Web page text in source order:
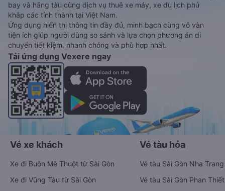
bay và hãng tàu cùng dịch vụ thuê xe máy, xe du lịch phủ
khắp các tỉnh thành tại Việt Nam.
Ứng dụng hiển thị thông tin đầy đủ, minh bạch cùng vô vàn
tiện ích giúp người dùng so sánh và lựa chọn phương án di
chuyển tiết kiệm, nhanh chóng và phù hợp nhất.
Tải ứng dụng Vexere ngay
Vé xe khách
Xe đi Buôn Mê Thuột từ Sài Gòn
Xe đi Vũng Tàu từ Sài Gòn
Vé tàu hỏa
Vé tàu Sài Gòn Nha Trang
Vé tàu Sài Gòn Phan Thiết